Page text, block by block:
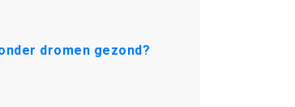
dromen gezond?